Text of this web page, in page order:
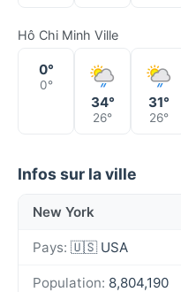
Hô Chi Minh Ville
0°
0°
34°
26°
31°
26°
Infos sur la ville
New York
Pays: 🇺🇸 USA
Population: 8,804,190